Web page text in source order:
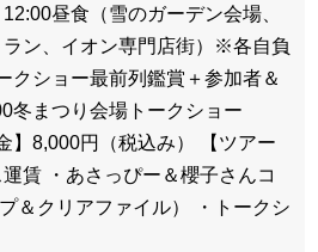
12:00昼食（雪のガーデン会場、
ン、イオン専門店街）※各自負
クショー最前列鑑賞＋参加者＆
冬まつり会場トークショー
】8,000円（税込み）
【ツアー
運賃 ・あさっぴー＆櫻子さんコ
＆クリアファイル）
・トークシ